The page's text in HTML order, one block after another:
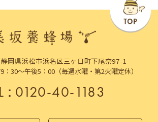
岡県浜松市浜名区三ヶ日町下尾奈97-1
：30～午後5：00（毎週水曜・第2火曜定休）
：0120-40-1183